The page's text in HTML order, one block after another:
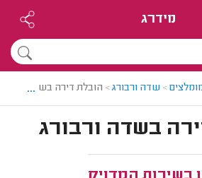
מידרג
> שדה ורבורג> הובלת דירה בשדה...
בשדה ורבורג